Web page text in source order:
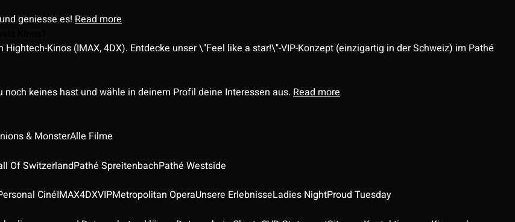
geniesse es! Read more
Kinos (IMAX, 4DX). Entdecke unser \"Feel like a star!\"-VIP-Konzept (einzigartig in der Schweiz) im Pathé
keines hast und wähle in deinem Profil deine Interessen aus. Read more
& MonsterAlle Filme
Of SwitzerlandPathé SpreitenbachPathé Westside
CinéIMAX4DXVIPMetropolitan OperaUnsere ErlebnisseLadies NightProud Tuesday